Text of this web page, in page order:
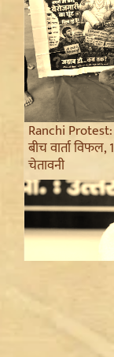
Ranchi
बीच वार्ता
चेतावनी